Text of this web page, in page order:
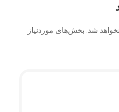
شد. بخش‌های موردنیاز